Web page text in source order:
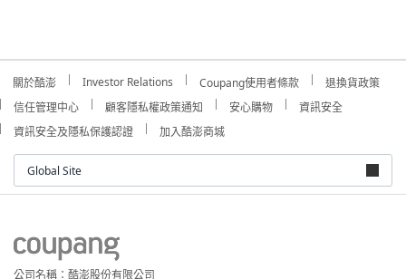
關於酷澎 Investor Relations Coupang使用者條款
退換貨政策
信任管理中心
顧客隱私權政策通知 安心購物
資訊安全
資訊安全及隱私保護認證
加入酷澎商城
Global Site
公司名稱：酷澎股份有限公司